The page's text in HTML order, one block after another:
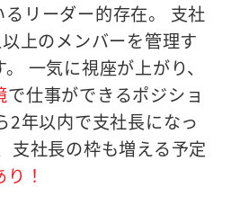
リーダー的存在。 支社
上のメンバーを管理す
一気に視座が上がり、
で仕事ができるポジショ
2年以内で支社長になっ
支社長の枠も増える予定
！